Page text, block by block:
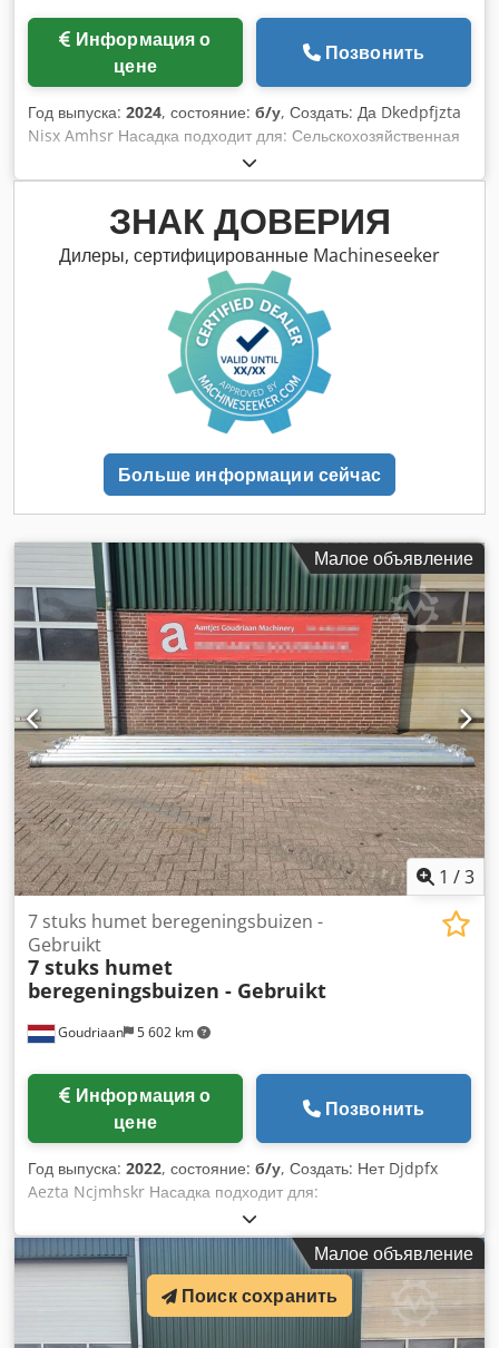
цене
Позвонить
Год выпуска: 2024, состояние: б/у, Создать: Да Dkedpfjzta
Nisx Amhsr Насадка подходит для: Сельскохозяйственная
ЗНАК ДОВЕРИЯ
Дилеры, сертифицированные Machineseeker
Больше информации сейчас
Малое объявление
1 /3
Goudriaan 5 602 km
7 stuks humet beregeningsbuizen -
Gebruikt
7 stuks humet
beregeningsbuizen - Gebruikt
цене
Позвонить
Год выпуска: 2022, состояние: б/у, Создать: Нет Djdpfx
Aezta Ncjmhskr Насадка подходит для:
Сельскохозяйственная техника
Малое объявление
Поиск сохранить